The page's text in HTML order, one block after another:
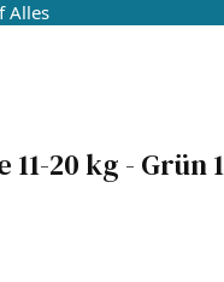
Alles
20 kg - Grün